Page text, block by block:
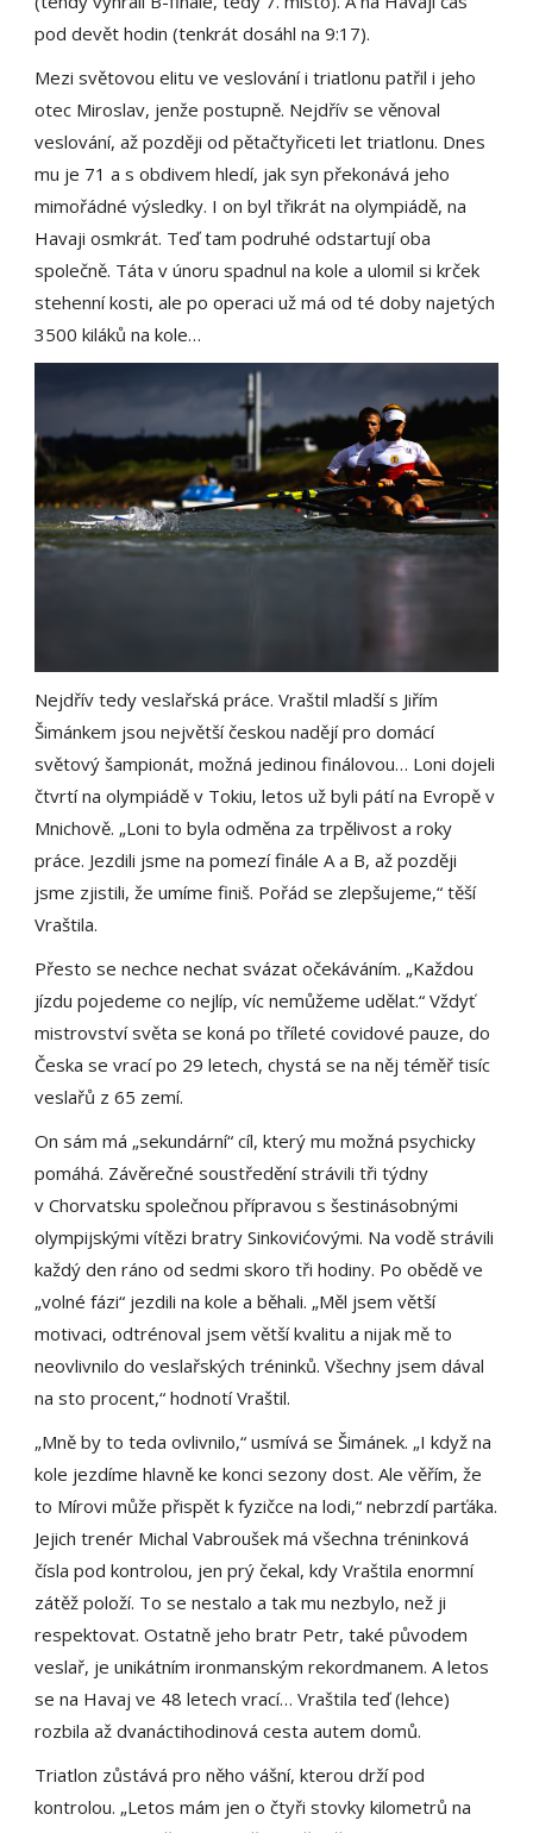
pod devět hodin (tenkrát dosáhl na 9:17).
Mezi světovou elitu ve veslování i triatlonu patřil i jeho
otec Miroslav, jenže postupně. Nejdřív se věnoval
veslování, až později od pětačtyřiceti let triatlonu. Dnes
mu je 71 a s obdivem hledí, jak syn překonává jeho
mimořádné výsledky. I on byl třikrát na olympiádě, na
Havaji osmkrát. Teď tam podruhé odstartují oba
společně. Táta v únoru spadnul na kole a ulomil si krček
stehenní kosti, ale po operaci už má od té doby najetých
3500 kiláků na kole…
Nejdřív tedy veslařská práce. Vraštil mladší s Jiřím
Šimánkem jsou největší českou nadějí pro domácí
světový šampionát, možná jedinou finálovou… Loni dojeli
čtvrtí na olympiádě v Tokiu, letos už byli pátí na Evropě v
Mnichově. „Loni to byla odměna za trpělivost a roky
práce. Jezdili jsme na pomezí finále A a B, až později
jsme zjistili, že umíme finiš. Pořád se zlepšujeme,“ těší
Vraštila.
Přesto se nechce nechat svázat očekáváním. „Každou
jízdu pojedeme co nejlíp, víc nemůžeme udělat.“ Vždyť
mistrovství světa se koná po tříleté covidové pauze, do
Česka se vrací po 29 letech, chystá se na něj téměř tisíc
veslařů z 65 zemí.
On sám má „sekundární“ cíl, který mu možná psychicky
pomáhá. Závěrečné soustředění strávili tři týdny
v Chorvatsku společnou přípravou s šestinásobnými
olympijskými vítězi bratry Sinkovićovými. Na vodě strávili
každý den ráno od sedmi skoro tři hodiny. Po obědě ve
„volné fázi“ jezdili na kole a běhali. „Měl jsem větší
motivaci, odtrénoval jsem větší kvalitu a nijak mě to
neovlivnilo do veslařských tréninků. Všechny jsem dával
na sto procent,“ hodnotí Vraštil.
„Mně by to teda ovlivnilo,“ usmívá se Šimánek. „I když na
kole jezdíme hlavně ke konci sezony dost. Ale věřím, že
to Mírovi může přispět k fyzičce na lodi,“ nebrzdí parťáka.
Jejich trenér Michal Vabroušek má všechna tréninková
čísla pod kontrolou, jen prý čekal, kdy Vraštila enormní
zátěž položí. To se nestalo a tak mu nezbylo, než ji
respektovat. Ostatně jeho bratr Petr, také původem
veslař, je unikátním ironmanským rekordmanem. A letos
se na Havaj ve 48 letech vrací… Vraštila teď (lehce)
rozbila až dvanáctihodinová cesta autem domů.
Triatlon zůstává pro něho vášní, kterou drží pod
kontrolou. „Letos mám jen o čtyři stovky kilometrů na